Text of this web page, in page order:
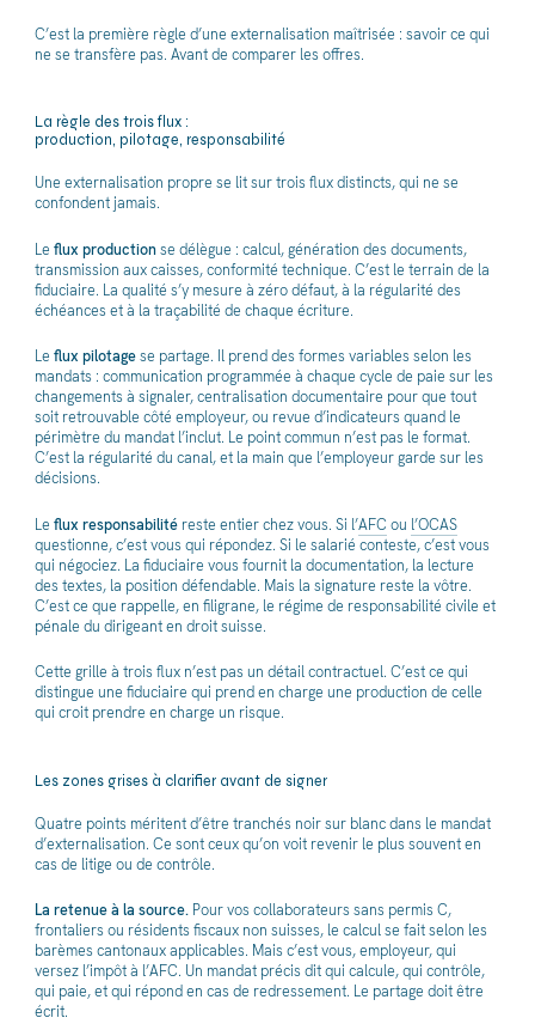
C’est la première règle d’une externalisation maîtrisée : savoir ce qui
ne se transfère pas. Avant de comparer les offres.
La règle des trois flux :
production, pilotage, responsabilité
Une externalisation propre se lit sur trois flux distincts, qui ne se
confondent jamais.
Le flux productionse délègue : calcul, génération des documents,
transmission aux caisses, conformité technique. C’est le terrain de la
fiduciaire. La qualité s’y mesure à zéro défaut, à la régularité des
échéances et à la traçabilité de chaque écriture.
Le flux pilotagese partage. Il prend des formes variables selon les
mandats : communication programmée à chaque cycle de paie sur les
changements à signaler, centralisation documentaire pour que tout
soit retrouvable côté employeur, ou revue d’indicateurs quand le
périmètre du mandat l’inclut. Le point commun n’est pas le format.
C’est la régularité du canal, et la main que l’employeur garde sur les
décisions.
Le flux responsabilitéreste entier chez vous. Si l’AFC ou l’OCAS
questionne, c’est vous qui répondez. Si le salarié conteste, c’est vous
qui négociez. La fiduciaire vous fournit la documentation, la lecture
des textes, la position défendable. Mais la signature reste la vôtre.
C’est ce que rappelle, en filigrane, le régime de responsabilité civile et
pénale du dirigeant en droit suisse.
Cette grille à trois flux n’est pas un détail contractuel. C’est ce qui
distingue une fiduciaire qui prend en charge une production de celle
qui croit prendre en charge un risque.
Les zones grises à clarifier avant de signer
Quatre points méritent d’être tranchés noir sur blanc dans le mandat
d’externalisation. Ce sont ceux qu’on voit revenir le plus souvent en
cas de litige ou de contrôle.
La retenue à la source.Pour vos collaborateurs sans permis C,
frontaliers ou résidents fiscaux non suisses, le calcul se fait selon les
barèmes cantonaux applicables. Mais c’est vous, employeur, qui
versez l’impôt à l’AFC. Un mandat précis dit qui calcule, qui contrôle,
qui paie, et qui répond en cas de redressement. Le partage doit être
écrit.